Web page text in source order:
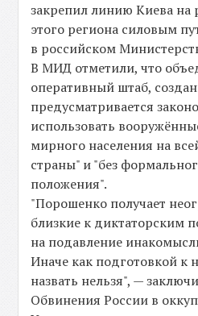
закрепил линию Киева
этого региона силовым
в российском
В МИД отметили, что
оперативный штаб,
предусматривается
использовать
мирного населения на
страны" и "без
положения".
"Порошенко получает
близкие к диктаторским
на подавление
Иначе как подготовкой к
назвать нельзя", —
Обвинения России в